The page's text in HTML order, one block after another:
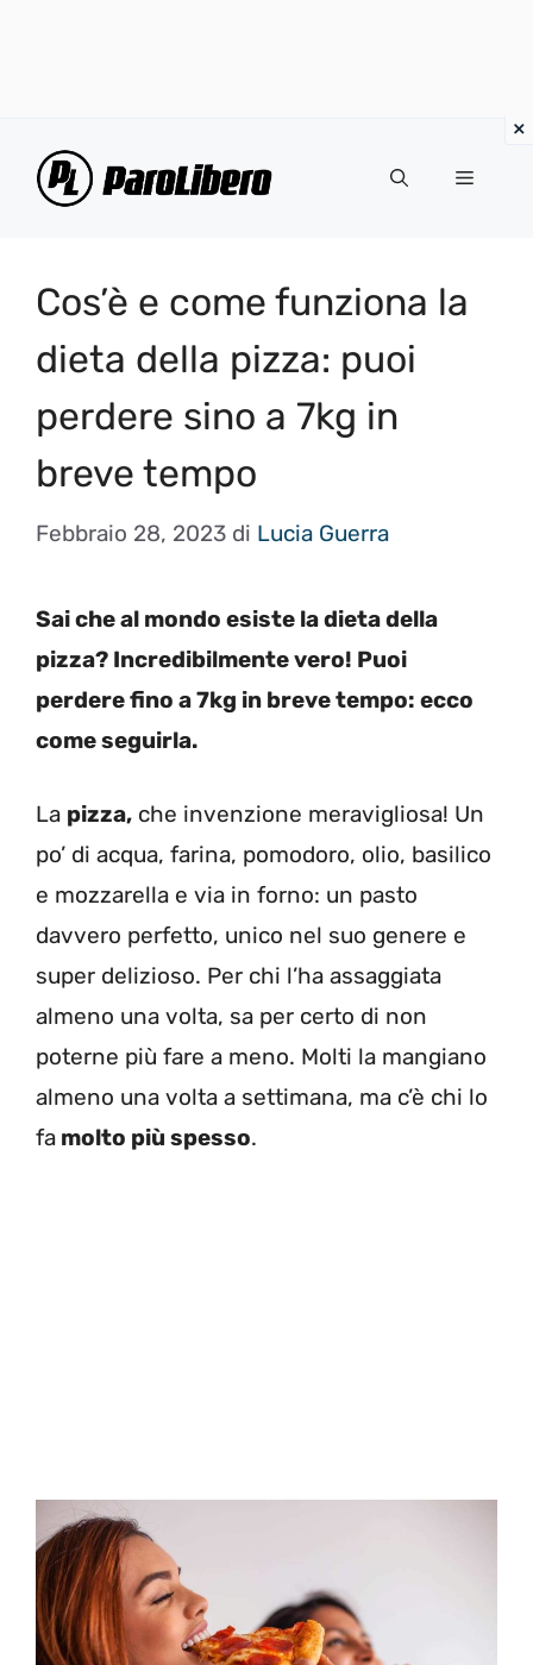
Menu
Cos’è e come funziona la
dieta della pizza: puoi
perdere sino a 7kg in
breve tempo
Febbraio 28, 2023 di Lucia Guerra
Sai che al mondo esiste la dieta della
pizza? Incredibilmente vero! Puoi
perdere fino a 7kg in breve tempo: ecco
come seguirla.
La pizza, che invenzione meravigliosa! Un
po’ di acqua, farina, pomodoro, olio, basilico
e mozzarella e via in forno: un pasto
davvero perfetto, unico nel suo genere e
super delizioso. Per chi l’ha assaggiata
almeno una volta, sa per certo di non
poterne più fare a meno. Molti la mangiano
almeno una volta a settimana, ma c’è chi lo
fa molto più spesso.